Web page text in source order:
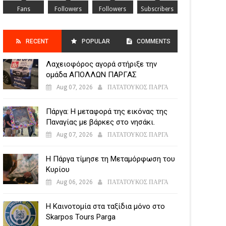
Fans Followers Followers Subscribers
RECENT POPULAR
POSTS
COMMENTS
Λαχειοφόρος αγορά στήριξε την
ομάδα ΑΠΟΛΛΩΝ ΠΑΡΓΑΣ
Aug 07, 2026 ΠΑΤΑΤΟΥΚΟΣ ΠΑΡΓΑ
Πάργα: Η μεταφορά της εικόνας της
Παναγίας με βάρκες στο νησάκι.
Aug 07, 2026 ΠΑΤΑΤΟΥΚΟΣ ΠΑΡΓΑ
Η Πάργα τίμησε τη Μεταμόρφωση του
Κυρίου
Aug 06, 2026 ΠΑΤΑΤΟΥΚΟΣ ΠΑΡΓΑ
Η Καινοτομία στα ταξίδια μόνο στο
Skarpos Tours Parga